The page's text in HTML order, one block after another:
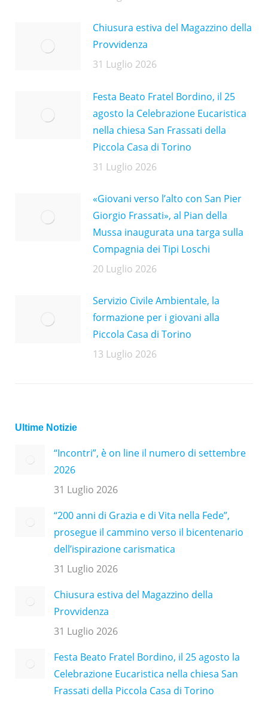
Chiusura estiva del Magazzino della
Provvidenza
31 Luglio 2026
Festa Beato Fratel Bordino, il 25
agosto la Celebrazione Eucaristica
nella chiesa San Frassati della
Piccola Casa di Torino
31 Luglio 2026
«Giovani verso l’alto con San Pier
Giorgio Frassati», al Pian della
Mussa inaugurata una targa sulla
Compagnia dei Tipi Loschi
20 Luglio 2026
Servizio Civile Ambientale, la
formazione per i giovani alla
Piccola Casa di Torino
13 Luglio 2026
Ultime Notizie
“Incontri”, è on line il numero di settembre
2026
31 Luglio 2026
“200 anni di Grazia e di Vita nella Fede”,
prosegue il cammino verso il bicentenario
dell’ispirazione carismatica
31 Luglio 2026
Chiusura estiva del Magazzino della
Provvidenza
31 Luglio 2026
Festa Beato Fratel Bordino, il 25 agosto la
Celebrazione Eucaristica nella chiesa San
Frassati della Piccola Casa di Torino